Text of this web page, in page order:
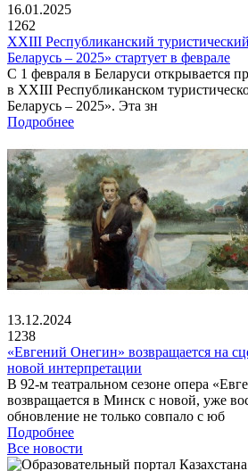
16.01.2025
1262
XXIII Республиканский
Беларусь – 2025» стартует в феврале
С 1 февраля в Беларуси открывается
в XXIII Республиканском
Беларусь – 2025». Эта зн
Подробнее
13.12.2024
1238
«Евгений Онегин» возвращается на
новой интерпретации
В 92-м театральном сезоне опера
возвращается в Минск с новой, уже
обновление не только совпало с юб
Подробнее
Все новости